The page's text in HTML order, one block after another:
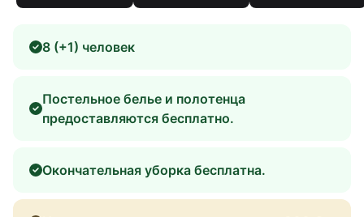
8 (+1) человек
Постельное белье и полотенца
предоставляются бесплатно.
Окончательная уборка бесплатна.